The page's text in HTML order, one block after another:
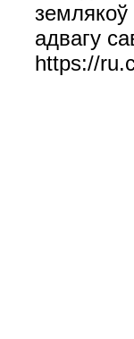
землякоў
адвагу
https://